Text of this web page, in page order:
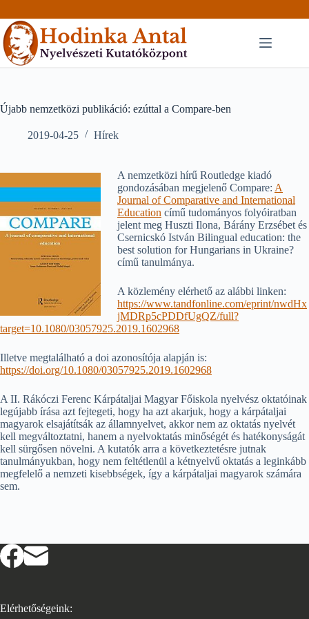
to
content
Újabb nemzetközi publikáció: ezúttal a Compare-ben
2019-04-25 Hírek
A nemzetközi hírű Routledge kiadó
gondozásában megjelenő Compare: A
Journal of Comparative and International
Education című tudományos folyóiratban
jelent meg Huszti Ilona, Bárány Erzsébet és
Csernicskó István Bilingual education: the
best solution for Hungarians in Ukraine?
című tanulmánya.
A közlemény elérhető az alábbi linken:
https://www.tandfonline.com/eprint/nwdHx
jMDRp5cPDDfUgQZ/full?
target=10.1080/03057925.2019.1602968
Illetve megtalálható a doi azonosítója alapján is:
https://doi.org/10.1080/03057925.2019.1602968
A II. Rákóczi Ferenc Kárpátaljai Magyar Főiskola nyelvész oktatóinak
legújabb írása azt fejtegeti, hogy ha azt akarjuk, hogy a kárpátaljai
magyarok elsajátítsák az államnyelvet, akkor nem az oktatás nyelvét
kell megváltoztatni, hanem a nyelvoktatás minőségét és hatékonyságát
kell sürgősen növelni. A kutatók arra a következtetésre jutnak
tanulmányukban, hogy nem feltétlenül a kétnyelvű oktatás a leginkább
megfelelő a nemzeti kisebbségek, így a kárpátaljai magyarok számára
sem.
Elérhetőségeink: